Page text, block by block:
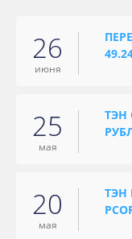
26
июня
25
мая
ТЭН
20
мая
ТЭН